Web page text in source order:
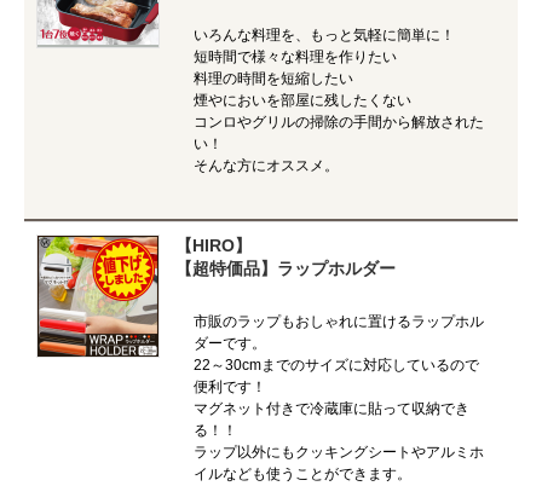
いろんな料理を、もっと気軽に簡単に！
短時間で様々な料理を作りたい
料理の時間を短縮したい
煙やにおいを部屋に残したくない
コンロやグリルの掃除の手間から解放された
い！
そんな方にオススメ。
【HIRO】
【超特価品】ラップホルダー
市販のラップもおしゃれに置けるラップホル
ダーです。
22～30cmまでのサイズに対応しているので
便利です！
マグネット付きで冷蔵庫に貼って収納でき
る！！
ラップ以外にもクッキングシートやアルミホ
イルなども使うことができます。